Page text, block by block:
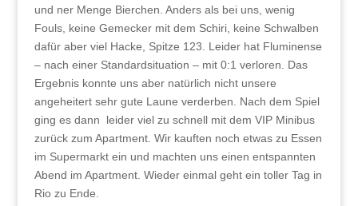
und ner Menge Bierchen. Anders als bei uns, wenig
Fouls, keine Gemecker mit dem Schiri, keine Schwalben
dafür aber viel Hacke, Spitze 123. Leider hat Fluminense
– nach einer Standardsituation – mit 0:1 verloren. Das
Ergebnis konnte uns aber natürlich nicht unsere
angeheitert sehr gute Laune verderben. Nach dem Spiel
ging es dann leider viel zu schnell mit dem VIP Minibus
zurück zum Apartment. Wir kauften noch etwas zu Essen
im Supermarkt ein und machten uns einen entspannten
Abend im Apartment. Wieder einmal geht ein toller Tag in
Rio zu Ende.